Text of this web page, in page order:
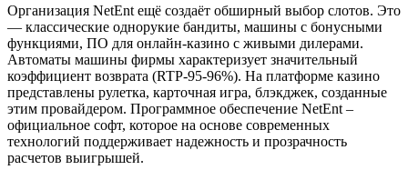
Организация NetEnt ещё создаёт обширный выбор слотов. Это
— классические однорукие бандиты, машины с бонусными
функциями, ПО для онлайн-казино с живыми дилерами.
Автоматы машины фирмы характеризует значительный
коэффициент возврата (RTP-95-96%). На платформе казино
представлены рулетка, карточная игра, блэкджек, созданные
этим провайдером. Программное обеспечение NetEnt –
официальное софт, которое на основе современных
технологий поддерживает надежность и прозрачность
расчетов выигрышей.